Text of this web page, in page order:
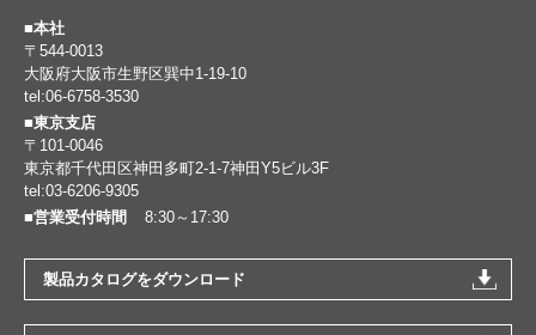
■本社
〒544-0013
大阪府大阪市生野区巽中1-19-10
tel:06-6758-3530
■東京支店
〒101-0046
東京都千代田区神田多町2-1-7神田Y5ビル3F
tel:03-6206-9305
■営業受付時間
8:30～17:30
製品カタログをダウンロード